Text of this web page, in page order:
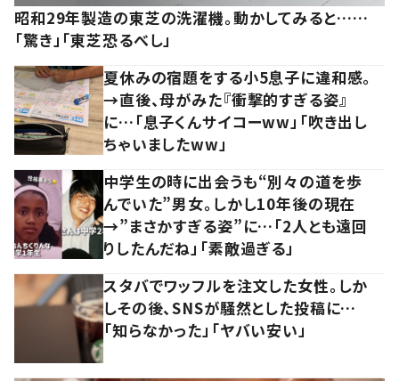
昭和29年製造の東芝の洗濯機。動かしてみると……
「驚き」「東芝恐るべし」
夏休みの宿題をする小5息子に違和感。
→直後、母がみた『衝撃的すぎる姿』
に…「息子くんサイコーww」「吹き出し
ちゃいましたww」
中学生の時に出会うも“別々の道を歩
んでいた”男女。しかし10年後の現在
→”まさかすぎる姿”に…「2人とも遠回
りしたんだね」「素敵過ぎる」
スタバでワッフルを注文した女性。しか
しその後、SNSが騒然とした投稿に…
「知らなかった」「ヤバい安い」